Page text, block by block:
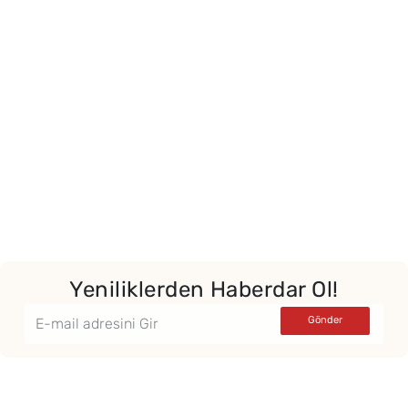
Yeniliklerden Haberdar Ol!